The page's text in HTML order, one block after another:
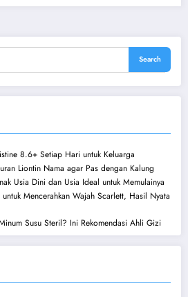
8.6+ Setiap Hari untuk Keluarga
Liontin Nama agar Pas dengan Kalung
Usia Dini dan Usia Ideal untuk Memulainya
untuk Mencerahkan Wajah Scarlett, Hasil Nyata
Susu Steril? Ini Rekomendasi Ahli Gizi